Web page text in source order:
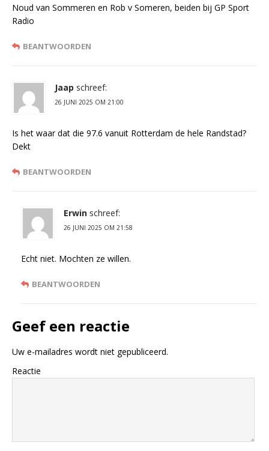
Noud van Sommeren en Rob v Someren, beiden bij GP Sport
Radio
BEANTWOORDEN
Jaap schreef:
26 JUNI 2025 OM 21:00
Is het waar dat die 97.6 vanuit Rotterdam de hele Randstad?
Dekt
BEANTWOORDEN
Erwin schreef:
26 JUNI 2025 OM 21:58
Echt niet. Mochten ze willen.
BEANTWOORDEN
Geef een reactie
Uw e-mailadres wordt niet gepubliceerd.
Reactie